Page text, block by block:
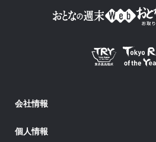
会社情報
個人情報